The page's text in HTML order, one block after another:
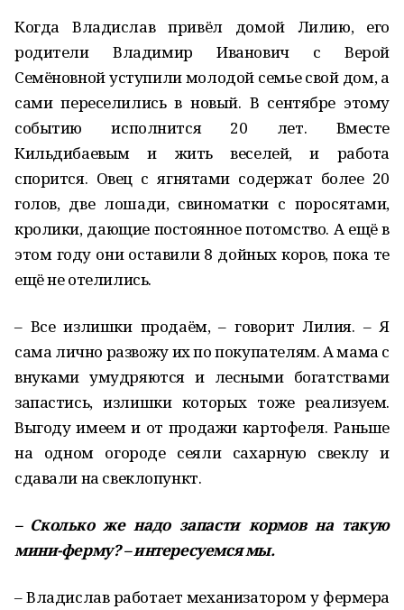
Когда Владислав привёл домой Лилию, его
родители Владимир Иванович с Верой
Семёновной уступили молодой семье свой дом, а
сами переселились в новый. В сентябре этому
событию исполнится 20 лет. Вместе
Кильдибаевым и жить веселей, и работа
спорится. Овец с ягнятами содержат более 20
голов, две лошади, свиноматки с поросятами,
кролики, дающие постоянное потомство. А ещё в
этом году они оставили 8 дойных коров, пока те
ещё не отелились.
– Все излишки продаём, – говорит Лилия. – Я
сама лично развожу их по покупателям. А мама с
внуками умудряются и лесными богатствами
запастись, излишки которых тоже реализуем.
Выгоду имеем и от продажи картофеля. Раньше
на одном огороде сеяли сахарную свеклу и
сдавали на свеклопункт.
– Сколько же надо запасти кормов на такую
мини-ферму? – интересуемся мы.
– Владислав работает механизатором у фермера